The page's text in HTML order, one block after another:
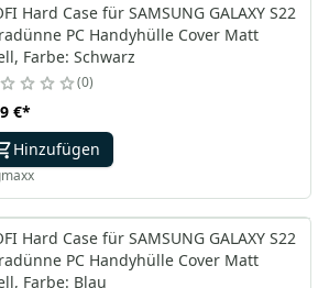
Hard Case für SAMSUNG GALAXY S22
PC Handyhülle Cover Matt
Farbe: Schwarz
0
€*
Hinzufügen
Hard Case für SAMSUNG GALAXY S22
PC Handyhülle Cover Matt
Farbe: Blau